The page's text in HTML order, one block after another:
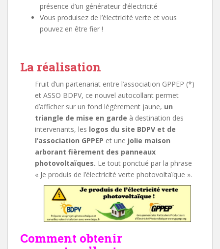
présence d’un générateur d’électricité
Vous produisez de l’électricité verte et vous
pouvez en être fier !
La réalisation
Fruit d’un partenariat entre l’association GPPEP (*)
et ASSO BDPV, ce nouvel autocollant permet
d’afficher sur un fond légèrement jaune, un
triangle de mise en garde à destination des
intervenants, les logos du site BDPV et de
l’association GPPEP et une jolie maison
arborant fièrement des panneaux
photovoltaïques. Le tout ponctué par la phrase
« Je produis de l’électricité verte photovoltaïque ».
Comment obtenir